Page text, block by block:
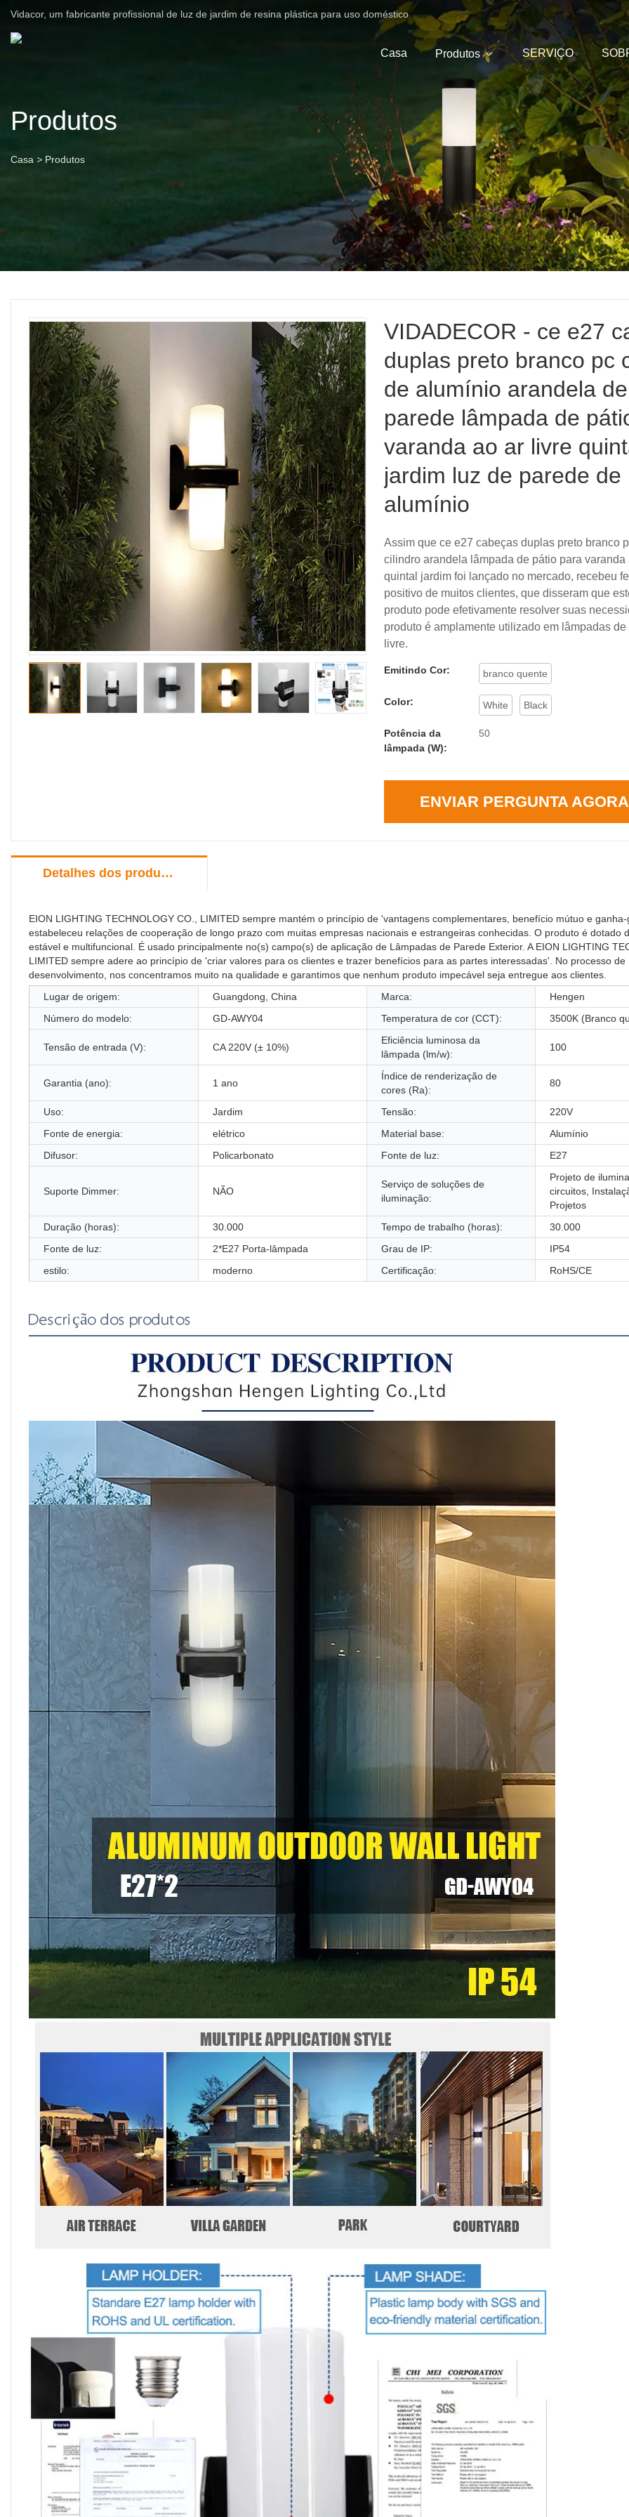
Vidacor, um fabricante profissional de luz de jardim de resina plástica para uso doméstico
Casa Produtos SERVIÇO
Produtos
Casa > Produtos
VIDADECOR - ce e27
duplas preto branco pc
de alumínio arandela de
parede lâmpada de
varanda ao ar livre
jardim luz de parede de
alumínio
Assim que ce e27 cabeças duplas preto branco
cilindro arandela lâmpada de pátio para varanda
quintal jardim foi lançado no mercado, recebeu
positivo de muitos clientes, que disseram que
produto pode efetivamente resolver suas
produto é amplamente utilizado em lâmpadas
livre.
Emitindo Cor: branco quente
Color: White Black
Potência da
lâmpada (W):
50
ENVIAR PERGUNTA AGORA
Detalhes dos produtos
EION LIGHTING TECHNOLOGY CO., LIMITED sempre mantém o princípio de 'vantagens complementares, benefício mútuo e
estabeleceu relações de cooperação de longo prazo com muitas empresas nacionais e estrangeiras conhecidas. O produto é dotado
estável e multifuncional. É usado principalmente no(s) campo(s) de aplicação de Lâmpadas de Parede Exterior. A EION LIGHTING
LIMITED sempre adere ao princípio de 'criar valores para os clientes e trazer benefícios para as partes interessadas'. No processo de
desenvolvimento, nos concentramos muito na qualidade e garantimos que nenhum produto impecável seja entregue aos clientes.
Lugar de origem:
Guangdong, China Marca:
Hengen
Número do modelo:
GD-AWY04 Temperatura de cor (CCT): 3500K (Branco
Tensão de entrada (V): CA 220V (± 10%)
Eficiência luminosa da
lâmpada (lm/w):
100
Garantia (ano): 1 ano
Índice de renderização de
cores (Ra):
80
Uso: Jardim Tensão:
220V
Fonte de energia:
elétrico Material base:
Alumínio
Difusor:
Policarbonato Fonte de luz: E27
Suporte Dimmer: NÃO
Serviço de soluções de
iluminação:
Projeto de
circuitos,
Projetos
Duração (horas):
30.000 Tempo de trabalho (horas):
30.000
Fonte de luz:
2*E27 Porta-lâmpada Grau de IP:
IP54
estilo:
moderno Certificação: RoHS/CE
Descrição dos produtos